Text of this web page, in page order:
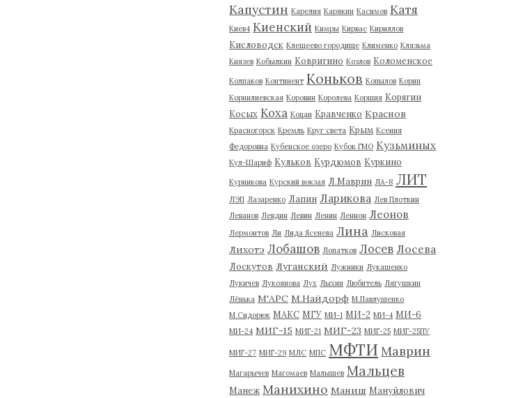
Капустин Карелия Карякин Касимов Катя
Киев4 Киенский Кимры Кирвас Кириллов
Кисловодск Клещеево городище Клименко Клязьма
Князев Кобылкин Ковригино Козлов Коломенское
Колпаков Континент Коньков Копылов Корин
Корнилиевская Коровин Королева Коршия Корягин
Косых Коха Коцан Кравченко Краснов
Красногорск Кремль Круг света Крым Ксения
Федоровна Кубенское озеро Кубок ГМО Кузьминых
Кул-Шариф Кульков Курдюмов Куркино
Курникова Курский вокзал Л.Маврин ЛА-8 ЛИТ
ЛЭП Лазаренко Лапин Ларикова Лев Плоткин
Леванов Левдин Левин Ленин Леннон Леонов
Лермонтов Ли Лида Ясенева Лина Лисковая
Лихотэ Лобашов Лопатков Лосев Лосева
Лоскутов Луганский Лужники Лукашенко
Лукичев Лукоянова Лух Лыхин Любитель Лягушкин
Лёнька М'АРС М.Найдорф М.Павлушенко
М.Сидорюк МАКС МГУ МИ-1 МИ-2 МИ-4 МИ-6
МИ-24 МИГ-15 МИГ-21 МИГ-23 МИГ-25 МИГ-25ПУ
МИГ-27 МИГ-29 МЛС МПС МФТИ Маврин
Магарычев Магомаев Малышев Мальцев
Манеж Манихино Маниш Мануйлович